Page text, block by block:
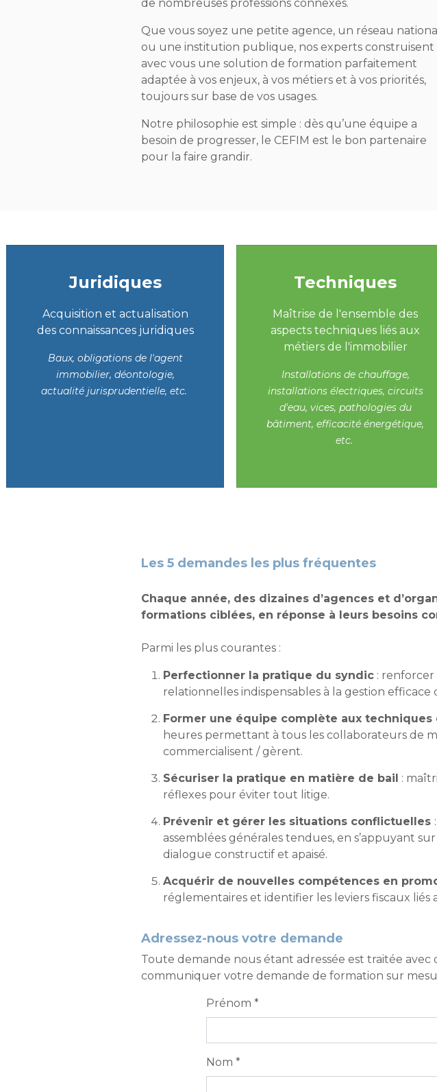
de nombreuses professions connexes.
Que vous soyez une petite agence, un réseau
ou une institution publique, nos experts construisent
avec vous une solution de formation parfaitement
adaptée à vos enjeux, à vos métiers et à vos priorités,
toujours sur base de vos usages.
Notre philosophie est simple : dès qu’une équipe a
besoin de progresser, le CEFIM est le bon partenaire
pour la faire grandir.
Juridiques
Acquisition et actualisation
des connaissances juridiques
Baux, obligations de l'agent
immobilier, déontologie,
actualité jurisprudentielle, etc.
Techniques
Maîtrise de l'ensemble des
aspects techniques liés aux
métiers de l'immobilier
Installations de chauffage,
installations électriques, circuits
d'eau, vices, pathologies du
bâtiment, efficacité énergétique,
etc.
Les 5 demandes les plus fréquentes
Chaque année, des dizaines d’agences et
formations ciblées, en réponse à leurs besoins
Parmi les plus courantes :
Perfectionner la pratique du syndic : renforcer
relationnelles indispensables à la gestion efficace
Former une équipe complète aux
heures permettant à tous les collaborateurs de
commercialisent / gèrent.
Sécuriser la pratique en matière de bail :
réflexes pour éviter tout litige.
Prévenir et gérer les situations conflictuelles
assemblées générales tendues, en s’appuyant
dialogue constructif et apaisé.
Acquérir de nouvelles compétences en
réglementaires et identifier les leviers fiscaux liés
Adressez-nous votre demande
Toute demande nous étant adressée est traitée avec
communiquer votre demande de formation sur
Prénom *
Nom *